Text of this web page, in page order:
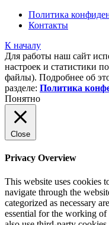
Политика
Контакты
К началу
Для работы наш сайт
настроек и статистики
файлы). Подробнее об
разделе: Политика
Понятно
Close
Privacy Overview
This website uses cookies
navigate through the
categorized as necessary
essential for the working